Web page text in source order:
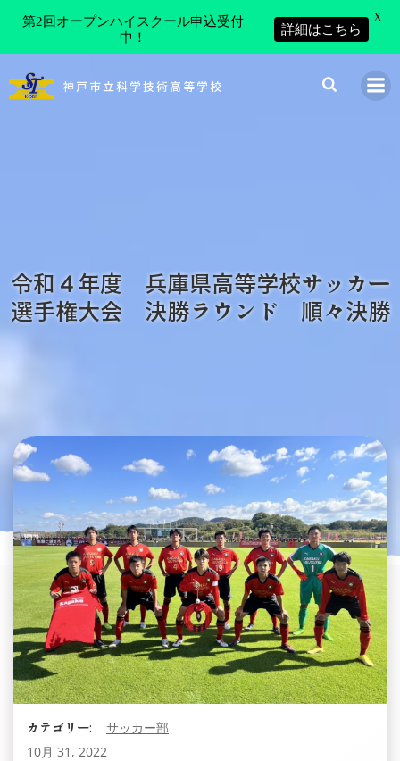
ン
神戸市立科学技術高等学校
令和４年度 兵庫県高等学校サッカー
選手権大会 決勝ラウンド 順々決勝
カテゴリー:
サッカー部
10月 31, 2022
第2回オープンハイスクール申込受付
中！
詳細はこちら
X